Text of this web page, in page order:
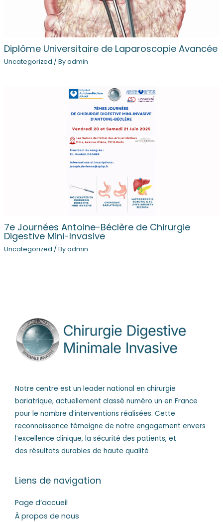
Diplôme Universitaire de Laparoscopie Avancée
Uncategorized / Byadmin
7e Journées Antoine-Béclère de Chirurgie
Digestive Mini-Invasive
Uncategorized / Byadmin
Notre centre est un leader national en chirurgie
bariatrique, actuellement classé numéro un en France
pour le nombre d’interventions réalisées. Cette
reconnaissance témoigne de notre engagement envers
l’excellence clinique, la sécurité des patients, et
des résultats durables de haute qualité
Liens de navigation
Page d’accueil
À propos de nous